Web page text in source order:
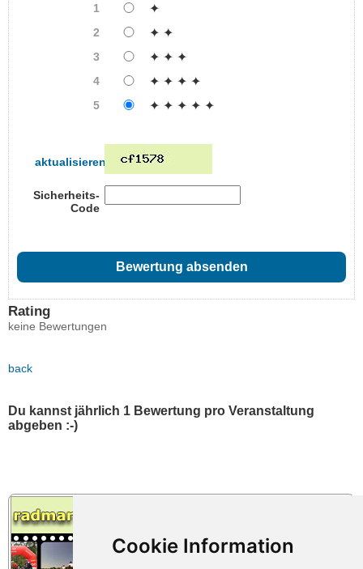
1 ✦
2 ✦ ✦
3 ✦ ✦ ✦
4 ✦ ✦ ✦ ✦
5 ✦ ✦ ✦ ✦ ✦
aktualisieren
Sicherheits-
Code
Rating
keine Bewertungen
back
Du kannst jährlich 1 Bewertung pro Veranstaltung
abgeben :-)